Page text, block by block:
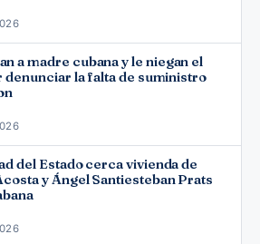
a madre cubana y le niegan el
denunciar la falta de suministro
del Estado cerca vivienda de
y Ángel Santiesteban Prats